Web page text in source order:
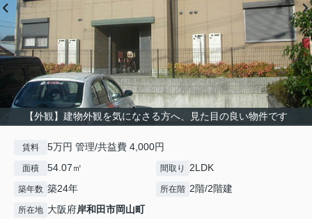
【外観】建物外観を気になさる方へ、見た目の良い物件です
賃料 5万円 管理/共益費 4,000円
面積 54.07㎡ 間取り 2LDK
築年数 築24年 所在階 2階/2階建
所在地 大阪府岸和田市岡山町